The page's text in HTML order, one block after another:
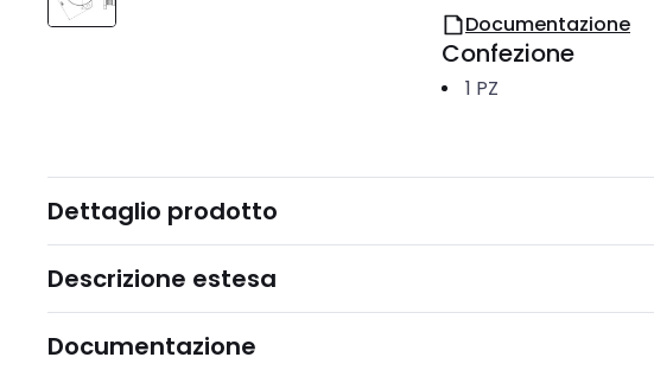
Documentazione
Confezione
1 PZ
Dettaglio prodotto
Descrizione estesa
Documentazione